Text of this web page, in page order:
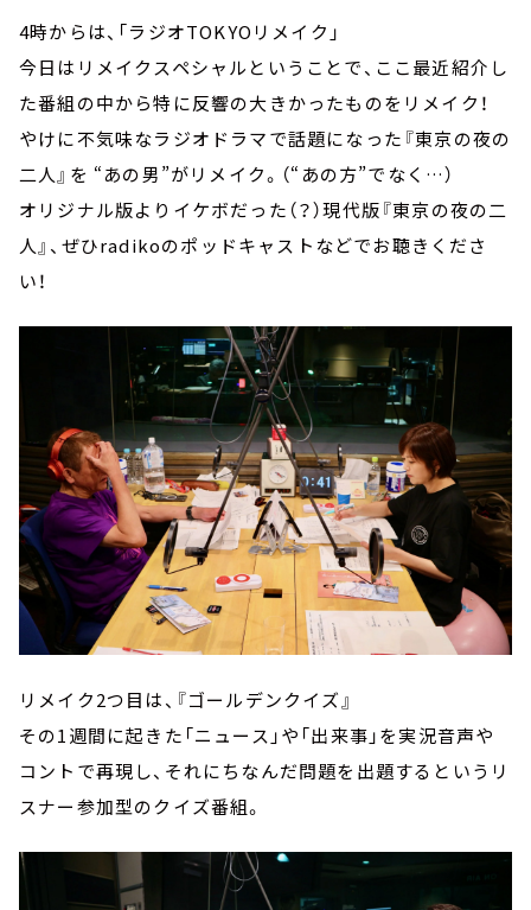
4時からは、「ラジオTOKYOリメイク」
今日はリメイクスペシャルということで、ここ最近紹介し
た番組の中から特に反響の大きかったものをリメイク！
やけに不気味なラジオドラマで話題になった『東京の夜の
二人』を “あの男”がリメイク。（“あの方”でなく…）
オリジナル版よりイケボだった（？）現代版『東京の夜の二
人』、ぜひradikoのポッドキャストなどでお聴きくださ
い！
リメイク2つ目は、『ゴールデンクイズ』
その1週間に起きた「ニュース」や「出来事」を実況音声や
コントで再現し、それにちなんだ問題を出題するというリ
スナー参加型のクイズ番組。